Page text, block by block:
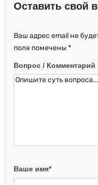
Оставить свой
Ваш адрес email не
поля помечены *
Вопрос / Комментарий
Ваше имя*